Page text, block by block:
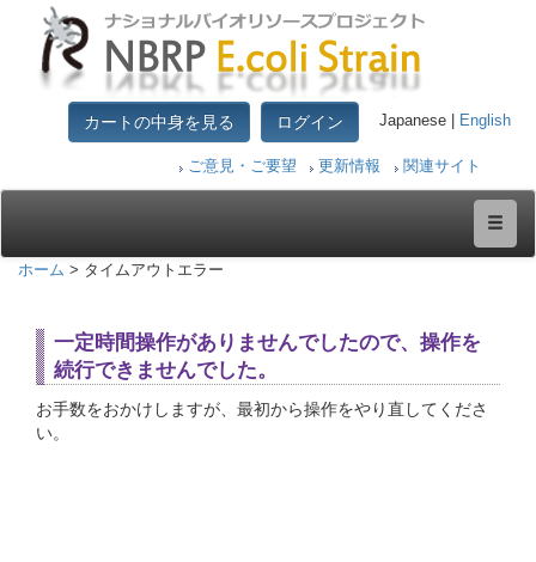
カートの中身を見る ログイン Japanese | English
ご意見・ご要望 更新情報 関連サイト
ホーム > タイムアウトエラー
一定時間操作がありませんでしたので、操作を
続行できませんでした。
お手数をおかけしますが、最初から操作をやり直してくださ
い。